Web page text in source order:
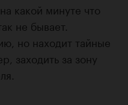
какой минуте что
не бывает.
но находит тайные
заходить за зону